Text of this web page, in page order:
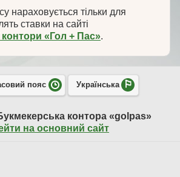
нараховується тільки для
ставки на сайті
«Гол + Пас».
пояс Українська
контора «golpas»
на основний сайт